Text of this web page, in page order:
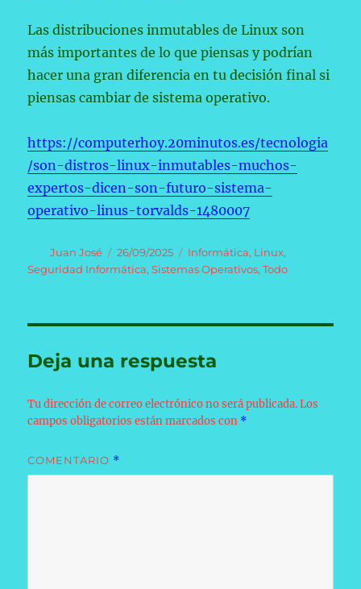
Las distribuciones inmutables de Linux son
más importantes de lo que piensas y podrían
hacer una gran diferencia en tu decisión final si
piensas cambiar de sistema operativo.
https://computerhoy.20minutos.es/tecnologia
/son-distros-linux-inmutables-muchos-
expertos-dicen-son-futuro-sistema-
operativo-linus-torvalds-1480007
Autor
Juan José
Publicado
el
26/09/2025 Categorías
Informática, Linux,
Seguridad Informática,Sistemas Operativos,Todo
Deja una respuesta
Tu dirección de correo electrónico no será publicada. Los
campos obligatorios están marcados con *
COMENTARIO *